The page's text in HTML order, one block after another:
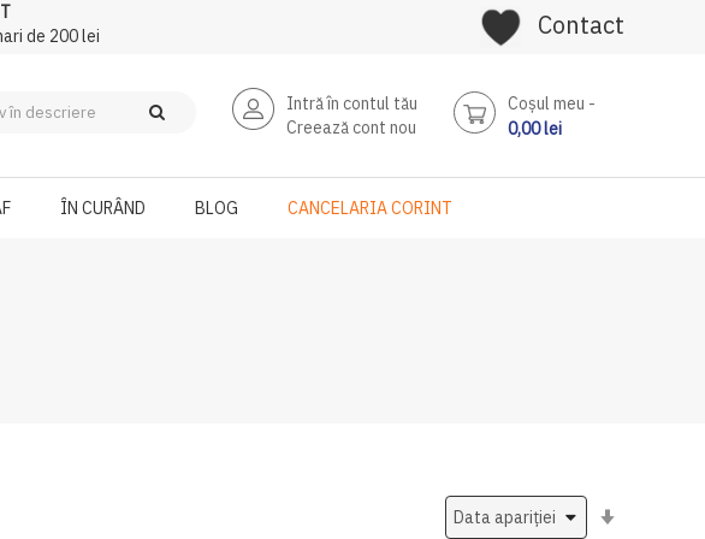
de 200 lei
Contact
Intră în contul tău
Creează cont nou
Coşul meu
0,00 lei
ÎN CURÂND BLOG CANCELARIA CORINT